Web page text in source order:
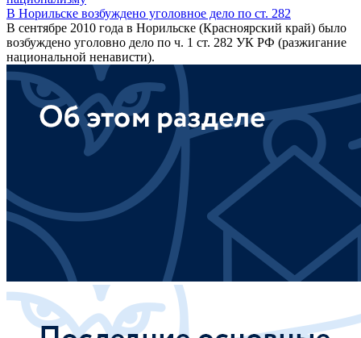
В Норильске возбуждено уголовное дело по ст. 282
В сентябре 2010 года в Норильске (Красноярский край) было
возбуждено уголовно дело по ч. 1 ст. 282 УК РФ (разжигание
национальной ненависти).